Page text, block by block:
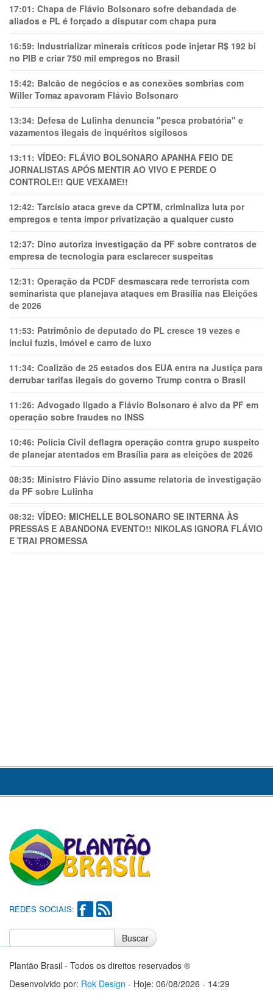
17:01: Chapa de Flávio Bolsonaro sofre debandada de
aliados e PL é forçado a disputar com chapa pura
16:59: Industrializar minerais críticos pode injetar R$ 192 bi
no PIB e criar 750 mil empregos no Brasil
15:42: Balcão de negócios e as conexões sombrias com
Willer Tomaz apavoram Flávio Bolsonaro
13:34: Defesa de Lulinha denuncia "pesca probatória" e
vazamentos ilegais de inquéritos sigilosos
13:11: VÍDEO: FLÁVIO BOLSONARO APANHA FEIO DE
JORNALISTAS APÓS MENTIR AO VIVO E PERDE O
CONTROLE!! QUE VEXAME!!
12:42: Tarcísio ataca greve da CPTM, criminaliza luta por
empregos e tenta impor privatização a qualquer custo
12:37: Dino autoriza investigação da PF sobre contratos de
empresa de tecnologia para esclarecer suspeitas
12:31: Operação da PCDF desmascara rede terrorista com
seminarista que planejava ataques em Brasília nas Eleições
de 2026
11:53: Patrimônio de deputado do PL cresce 19 vezes e
inclui fuzis, imóvel e carro de luxo
11:34: Coalizão de 25 estados dos EUA entra na Justiça para
derrubar tarifas ilegais do governo Trump contra o Brasil
11:26: Advogado ligado a Flávio Bolsonaro é alvo da PF em
operação sobre fraudes no INSS
10:46: Polícia Civil deflagra operação contra grupo suspeito
de planejar atentados em Brasília para as eleições de 2026
08:35: Ministro Flávio Dino assume relatoria de investigação
da PF sobre Lulinha
08:32: VÍDEO: MICHELLE BOLSONARO SE INTERNA ÀS
PRESSAS E ABANDONA EVENTO!! NIKOLAS IGNORA FLÁVIO
E TRAl PROMESSA
REDES SOCIAIS:
Buscar
Plantão Brasil - Todos os direitos reservados ®
Desenvolvido por: Rok Design - Hoje: 06/08/2026 - 14:29